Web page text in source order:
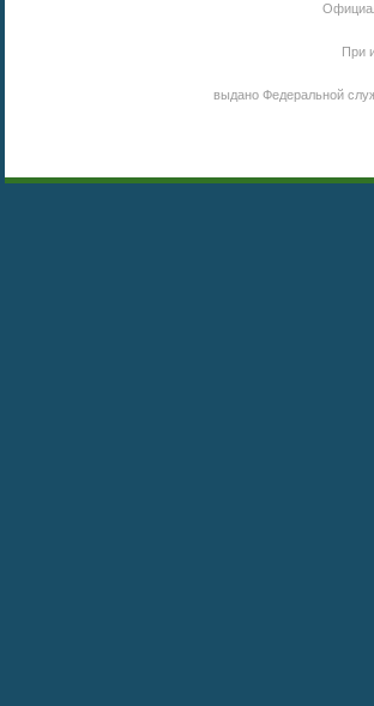
При
выдано Федеральной